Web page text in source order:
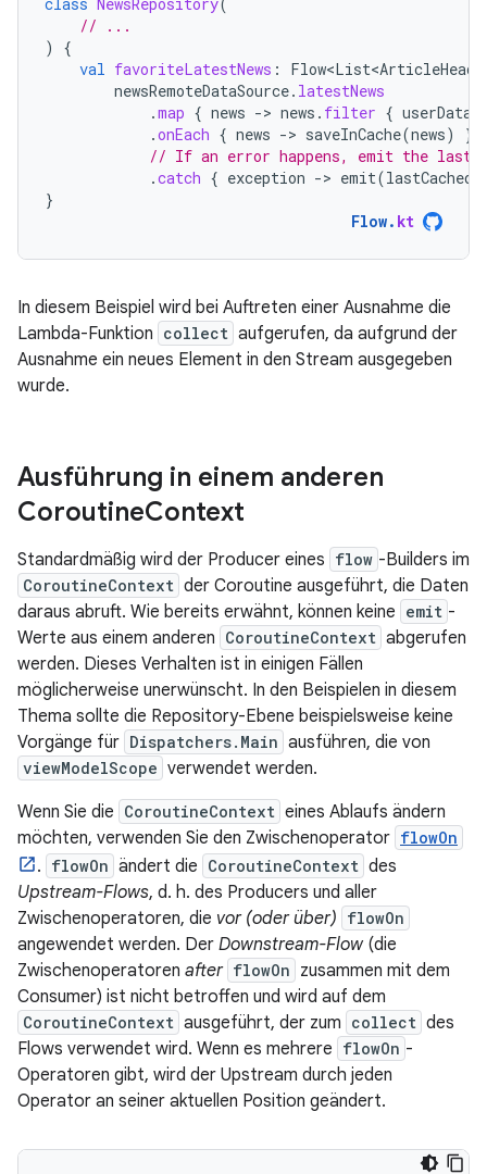
// ...
)
{
val favoriteLatestNews :
newsRemoteDataSource. latestNews
.map { news -> news . filter { userData
.onEach { news -> saveInCache(news)
}
// If an error happens, emit the last
.catch { exception -> emit(
}
Flow. kt
In diesem Beispiel wird bei Auftreten einer Ausnahme die
Lambda-Funktion collect aufgerufen, da aufgrund der
Ausnahme ein neues Element in den Stream ausgegeben
wurde.
Ausführung in einem anderen
CoroutineContext
Standardmäßig wird der Producer eines flow -Builders im
CoroutineContext der Coroutine ausgeführt, die Daten
daraus abruft. Wie bereits erwähnt, können keine emit -
Werte aus einem anderen CoroutineContext abgerufen
werden. Dieses Verhalten ist in einigen Fällen
möglicherweise unerwünscht. In den Beispielen in diesem
Thema sollte die Repository-Ebene beispielsweise keine
Vorgänge für Dispatchers.Main ausführen, die von
viewModelScope verwendet werden.
Wenn Sie die CoroutineContext eines Ablaufs ändern
möchten, verwenden Sie den Zwischenoperator flowOn
. flowOn ändert die CoroutineContext des
Upstream-Flows, d. h. des Producers und aller
Zwischenoperatoren, die vor (oder über) flowOn
angewendet werden. Der Downstream-Flow(die
Zwischenoperatoren after flowOn zusammen mit dem
Consumer) ist nicht betroffen und wird auf dem
CoroutineContext ausgeführt, der zum collect des
Flows verwendet wird. Wenn es mehrere flowOn -
Operatoren gibt, wird der Upstream durch jeden
Operator an seiner aktuellen Position geändert.